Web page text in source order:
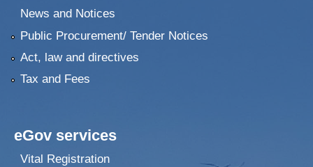
News and Notices
Public Procurement/ Tender Notices
Act, law and directives
Tax and Fees
eGov services
Vital Registration